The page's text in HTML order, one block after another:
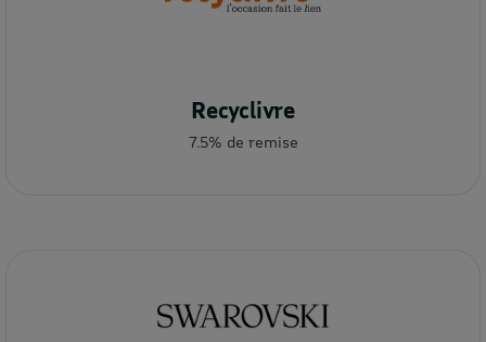
Recyclivre
7.5% de remise